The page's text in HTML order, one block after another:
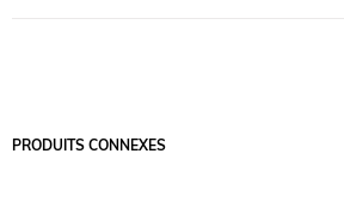
PRODUITS CONNEXES